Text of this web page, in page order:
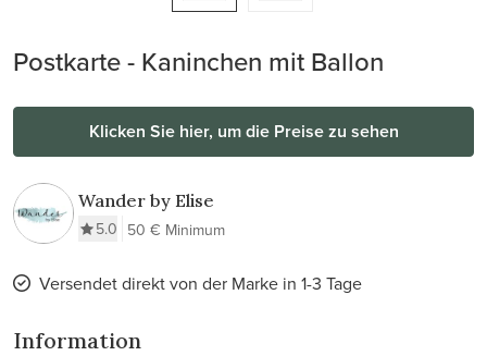
Postkarte - Kaninchen mit Ballon
Klicken Sie hier, um die Preise zu sehen
Wander by Elise
5.0 50 € Minimum
Versendet direkt von der Marke in 1-3 Tage
Information